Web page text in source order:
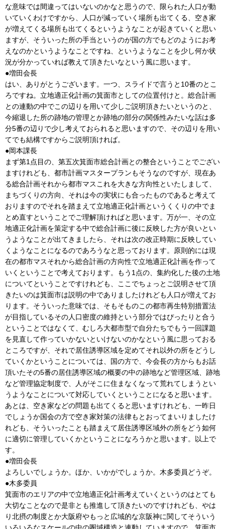
な意味では間違ってはいないのかなと思うので、限られた人口が動
いていくわけですから、人口が減っていく場所も出てくる、空き家
が増えてくる場所も出てくるというようなことが起きていくと思い
ますが、そういった所の手当というのが国の方でもどのようにお考
えなのかというようなことですね、というようなことを少し何か状
況が分かっていれば教えて頂きたいなという風に思います。
●増田会長
はい、ありがとうございます。一つ、スライドで言うと10番のとこ
ろですね。立地適正化計画の箕面市としての位置付けと。総合計画
との連動の中でこの辺りを用いて少しご説明頂きたいというのと、
今縮退した所の跡地の管理とか跡地の部分の関係性みたいな話は多
分5番の辺りで少し考えておられると思いますので、その辺りを用い
てでも結構ですからご説明頂ければ。
●岡本課長
まず第1点目の、第五次箕面市総合計画との整合ということでござい
ますけれども、都市計画マスタープランもそうなのですが、現在あ
る総合計画それから都市マスこれを大きな方向性といたしまして、
まちづくりの方向、それは今の実状にも合ったものであると考えて
おりますのでそれを踏まえて立地適正化計画というくくりの中でま
とめ直すということでご理解頂ければと思います。万が一、その立
地適正化計画を策定する中で総合計画に後に反映した方が良いとい
うようなことが出てきましたら、それは次の改正時期に反映してい
くようなことになるのであろうなと思っております。原則的には現
在の都市マスそれから総合計画の方向性で立地適正化計画を作って
いくということで考えております。もう1点の、集約化した後の土地
についてということですけれども、ここでちょっとご説明させて頂
きたいのは箕面市は説明の中でありましたけれども人口が増えてお
ります。そういった意味では、そもそものこの都市再生特別措置法
が目指しているその人口密度の維持という部分ではぴったりと合う
ということではなくて、むしろ大都市型で自分たちでもう一回課題
を見直して作っていかないといけないのかなという風に思っておる
ところですが、それで居住誘導区域を定めてそれ以外の所をどうし
ていくかということについては、国の方で、今会長の方からもお話
頂いたその5番の居住誘導区域の概要の中の跡地など管理区域、跡地
など管理協定制度で、人がそこに住まなくなって荒れてしまうとい
うようなことについて対応していくということになると思います。
あとは、空き家などの問題も出てくると思いますけれども、一昨日
でしょうか国会の方で空き家対策の法律もとおってまいりましたけ
れども、そういったことも踏まえて居住誘導区域外の所をどう如何
に適切に管理していくかということになろうかと思います。以上で
す。
●増田会長
よろしいでしょうか。ほか、いかがでしょうか。木多委員どうぞ。
●木多委員
箕面市のエリアの中で立地適正化計画考えていくというのはとても
大切なことなので是非とも推進して頂きたいのですけれども、やは
り北摂の制度とか大阪府やもっと広域的な京阪神に関してそういう
いろいろなスケールの中の圏域構造と連動していますので、箕面市